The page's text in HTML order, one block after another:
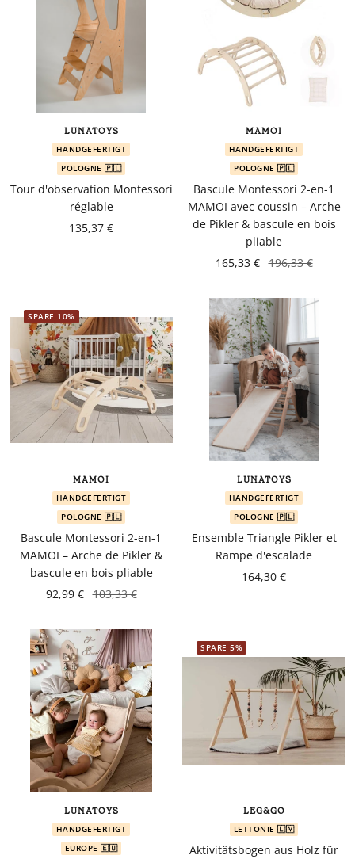
LUNATOYS
HANDGEFERTIGT
POLOGNE 🇵🇱
Tour d'observation Montessori
réglable
135,37 €
MAMOI
HANDGEFERTIGT
POLOGNE 🇵🇱
Bascule Montessori 2-en-1
MAMOI avec coussin – Arche
de Pikler & bascule en bois
pliable
165,33 € 196,33 €
SPARE 10%
MAMOI
HANDGEFERTIGT
POLOGNE 🇵🇱
Bascule Montessori 2-en-1
MAMOI – Arche de Pikler &
bascule en bois pliable
92,99 € 103,33 €
LUNATOYS
HANDGEFERTIGT
POLOGNE 🇵🇱
Ensemble Triangle Pikler et
Rampe d'escalade
164,30 €
LUNATOYS
HANDGEFERTIGT
EUROPE 🇪🇺
SPARE 5%
LEG&GO
LETTONIE 🇱🇻
Aktivitätsbogen aus Holz für